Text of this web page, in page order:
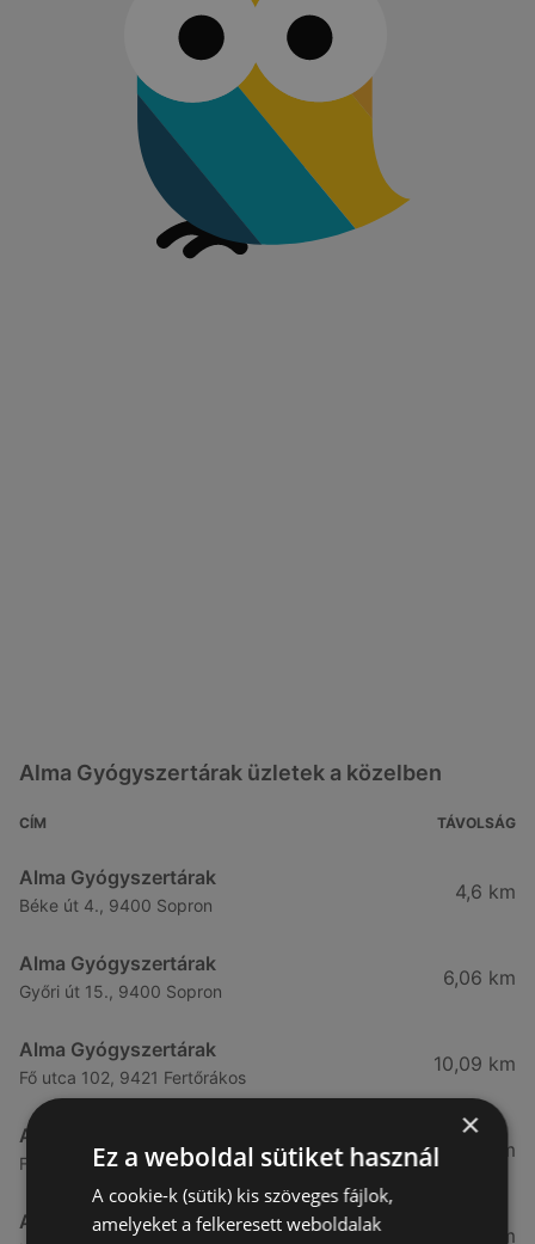
Alma Gyógyszertárak üzletek a közelben
CÍM TÁVOLSÁG
Alma Gyógyszertárak
Béke út 4., 9400 Sopron
4,6 km
Alma Gyógyszertárak
Győri út 15., 9400 Sopron
6,06 km
Alma Gyógyszertárak
Fő utca 102, 9421 Fertőrákos
10,09 km
Alma Gyógyszertárak
Fő Utca 102., 9421 Sopron
10,27 km
Alma Gyógyszertárak
21,83 km
×
Ez a weboldal sütiket használ
A cookie-k (sütik) kis szöveges fájlok,
amelyeket a felkeresett weboldalak